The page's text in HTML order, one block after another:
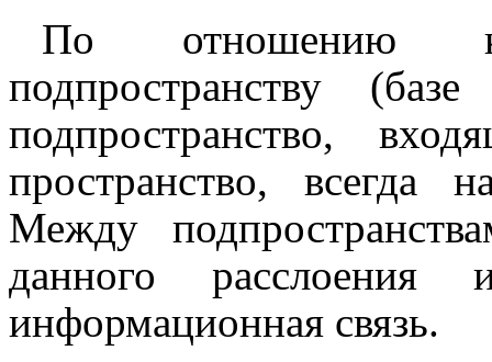
По отношению к
подпространству
подпространство,
пространство, всегда
Между
данного
информационная связь.